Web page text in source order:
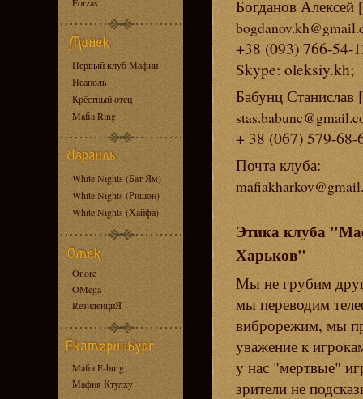
Первый клуб Мафии
Неаполь
Крёстный отец
Mafia Ring
White Nights (Бат Ям)
White Nights (Ришон)
White Nights (Хайфа)
Onore
OMega
RезиденциЯ
Mafia E-burg
Мафия Ктулху
Богданов Алексей
+38 (093) 766-54-
Skype: oleksiy.kh;
Бабунц
+ 38 (067) 579-68-
Почта клуба:
Этика клуба
Харьков"
Мы не грубим
мы переводим
виброрежим, мы
уважение к
у нас "мертвые"
зрители не